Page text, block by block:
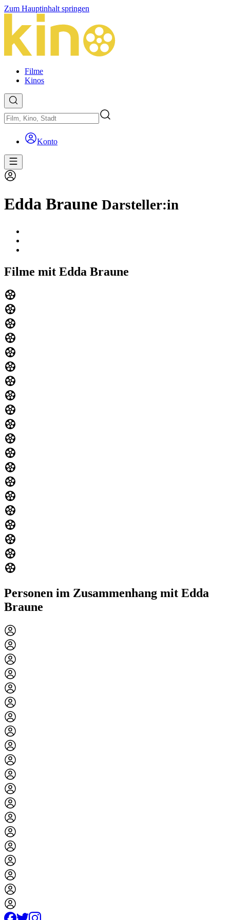
Zum Hauptinhalt springen
Filme
Kinos
Konto
Edda Braune Darsteller:in
Filme mit Edda Braune
Personen im Zusammenhang mit Edda
Braune